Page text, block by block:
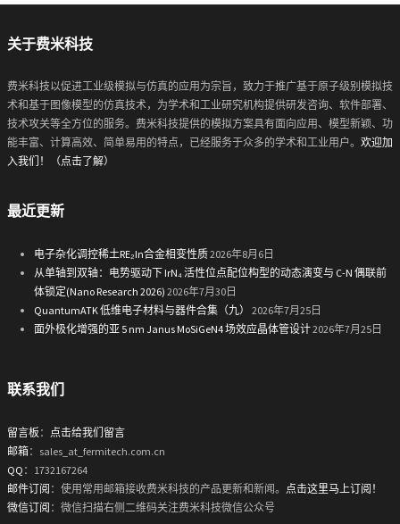
关于费米科技
费米科技以促进工业级模拟与仿真的应用为宗旨，致力于推广基于原子级别模拟技
术和基于图像模型的仿真技术，为学术和工业研究机构提供研发咨询、软件部署、
技术攻关等全方位的服务。费米科技提供的模拟方案具有面向应用、模型新颖、功
能丰富、计算高效、简单易用的特点，已经服务于众多的学术和工业用户。 欢迎加
入我们！（点击了解）
最近更新
电子杂化调控稀土RE₂In合金相变性质2026年8月6日
从单轴到双轴：电势驱动下 IrN₄ 活性位点配位构型的动态演变与 C-N 偶联前
体锁定(Nano Research 2026) 2026年7月30日
QuantumATK 低维电子材料与器件合集（九）
2026年7月25日
面外极化增强的亚 5 nm Janus MoSiGeN4 场效应晶体管设计2026年7月25日
联系我们
留言板 ： 点击给我们留言
邮箱：sales_at_fermitech.com.cn
QQ ：1732167264
邮件订阅 ：使用常用邮箱接收费米科技的产品更新和新闻。 点击这里马上订阅！
微信订阅 ：微信扫描右侧二维码关注费米科技微信公众号